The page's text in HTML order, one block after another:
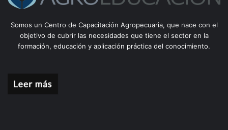
Somos un Centro de Capacitación Agropecuaria, que nace con el
objetivo de cubrir las necesidades que tiene el sector en la
formación, educación y aplicación práctica del conocimiento.